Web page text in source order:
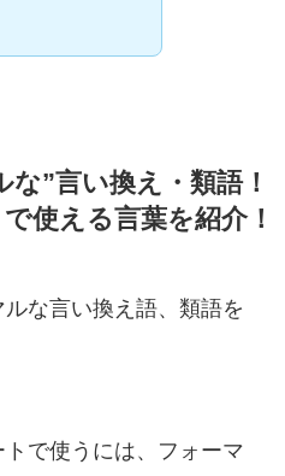
”言い換え・類語！
使える言葉を紹介！
な言い換え語、類語を
で使うには、フォーマ